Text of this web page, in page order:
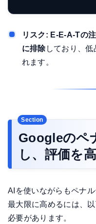
リスク: E-E-A-Tの
に排除しており、低
れます。
Googleのペ
し、評価を
AIを使いながらもペナ
最大限に高めるには、
必要があります。